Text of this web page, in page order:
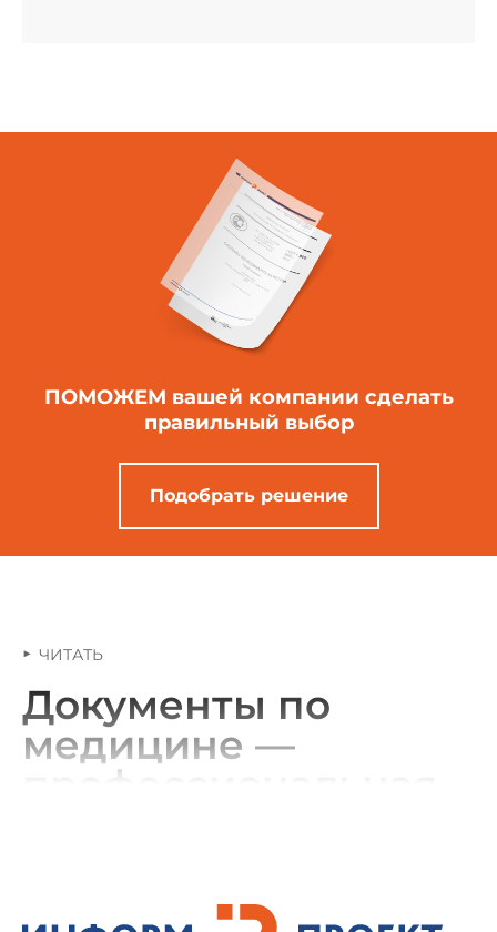
ПОМОЖЕМ вашей компании сделать
правильный выбор
Подобрать решение
ЧИТАТЬ
Документы по
медицине —
профессиональная
учреждений